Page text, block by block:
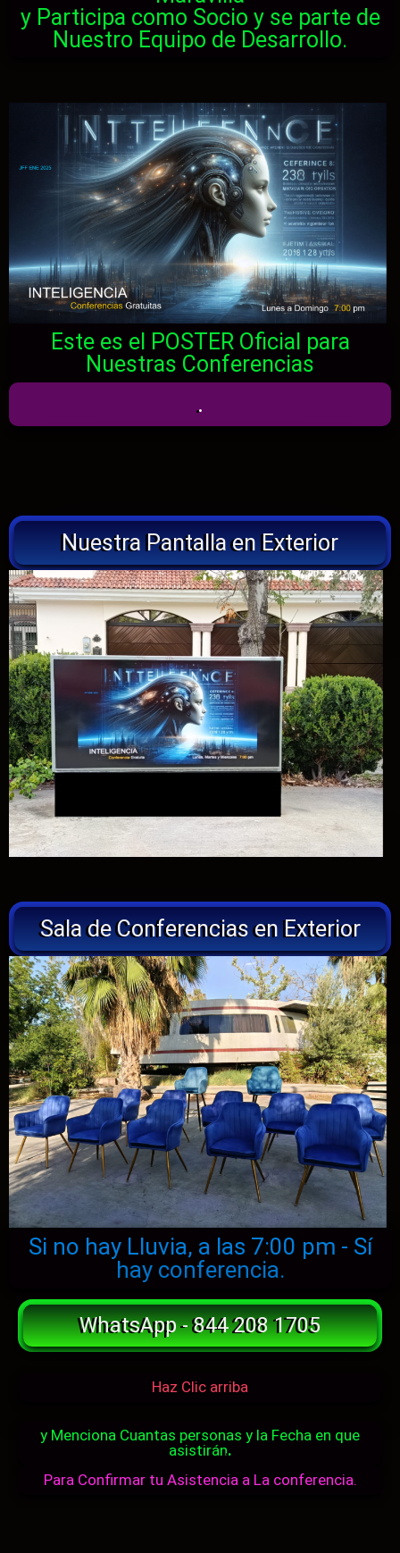
y Participa como Socio y se parte de
Nuestro Equipo de Desarrollo.
Este es el POSTER Oficial para
Nuestras Conferencias
.
Nuestra Pantalla en Exterior
Sala de Conferencias en Exterior
Si no hay Lluvia, a las 7:00 pm - Sí
hay conferencia.
WhatsApp - 844 208 1705
Haz Clic arriba
y Menciona Cuantas personas y la Fecha en que
asistirán.
Para Confirmar tu Asistencia a La conferencia.